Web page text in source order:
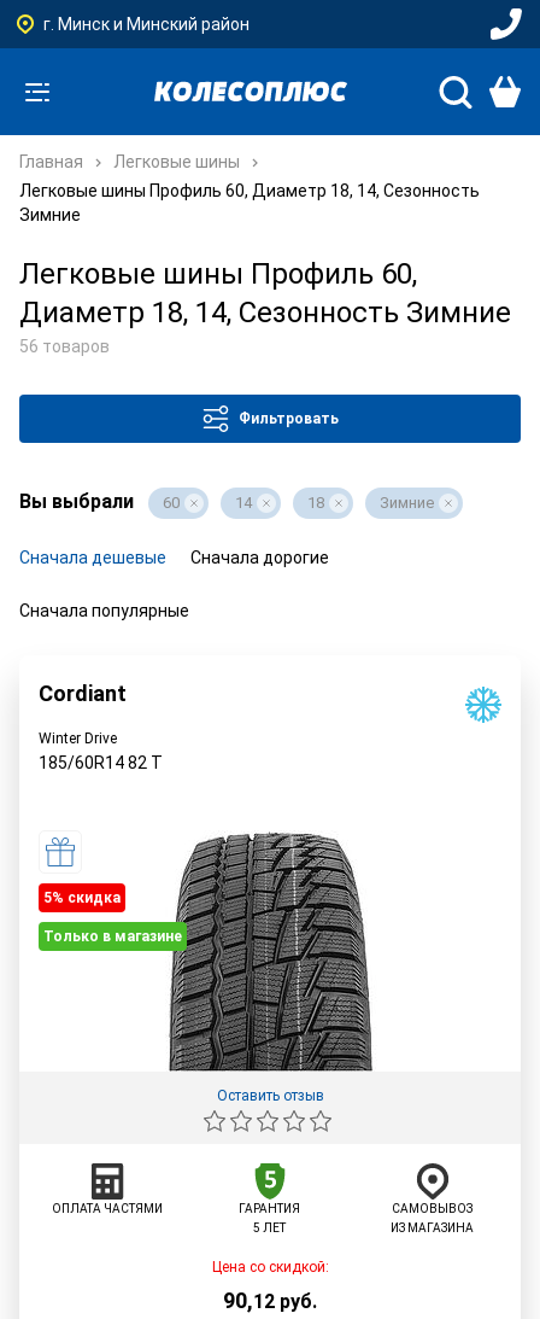
г. Минск и Минский район
Главная
Легковые шины
Легковые шины Профиль 60, Диаметр 18, 14, Сезонность
Зимние
Легковые шины Профиль 60,
Диаметр 18, 14, Сезонность Зимние
56 товаров
Фильтровать
Вы выбрали 60 14 18 Зимние
Сначала дешевые Сначала дорогие
Сначала популярные
Cordiant
Winter Drive
185/60R1482 T
5% cкидка
Только в магазине
Оставить отзыв
ОПЛАТА ЧАСТЯМИ
ГАРАНТИЯ
5 ЛЕТ
САМОВЫВОЗ
ИЗ МАГАЗИНА
Цена со скидкой:
90,12 руб.